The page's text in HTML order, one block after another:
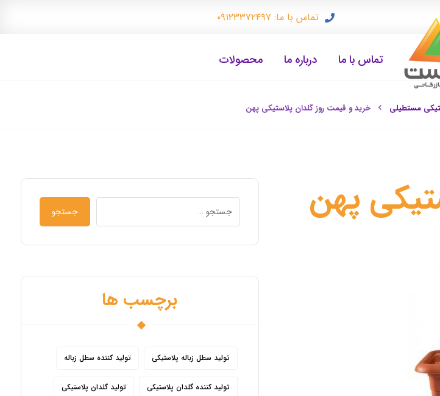
تماس با ما: ۰۹۱۲۳۳۷۲۴۹۷
تماس با ما درباره ما محصولات
مستطیلی خرید و قیمت روز گلدان پلاستیکی پهن
پهن جستجو
برچسب ها
تولید سطل زباله پلاستیکی تولید کننده سطل زباله
تولید کننده گلدان پلاستیکی تولید گلدان پلاستیکی